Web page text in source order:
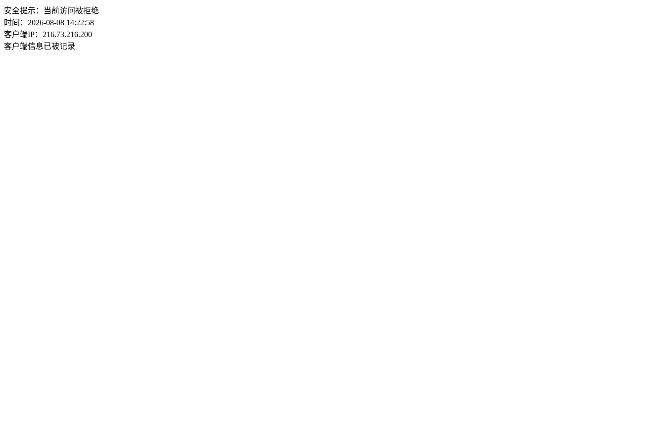
安全提示：当前访问被拒绝
时间：2026-08-08 14:22:58
客户端IP：216.73.216.200
客户端信息已被记录